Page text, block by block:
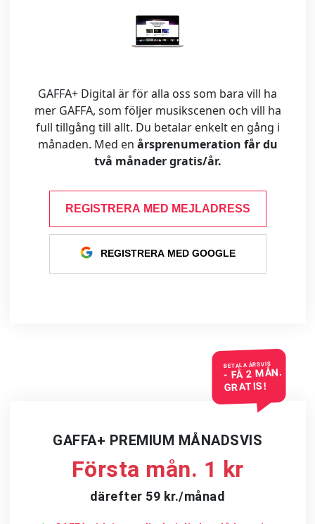
GAFFA+ Digital är för alla oss som bara vill ha
mer GAFFA, som följer musikscenen och vill ha
full tillgång till allt. Du betalar enkelt en gång i
månaden. Med en årsprenumeration får du
två månader gratis/år.
REGISTRERA MED MEJLADRESS
REGISTRERA MED GOOGLE
BETALA ÅRSVIS
- FÅ 2 MÅN.
GRATIS!
GAFFA+ PREMIUM MÅNADSVIS
Första mån. 1 kr
därefter 59 kr./månad